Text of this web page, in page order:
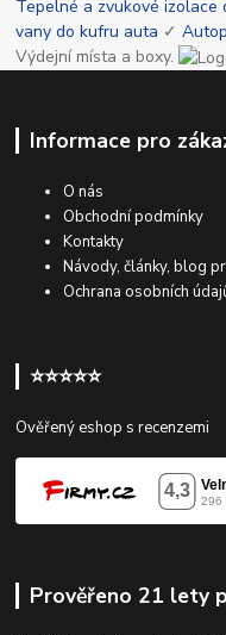
Tepelné a zvukové izolace
vany do kufru auta ✓
Výdejní místa a boxy.
Informace pro
O nás
Obchodní podmínky
Kontakty
Návody, články, blog
Ochrana osobních
⭐⭐⭐⭐⭐
Ověřený eshop s recenzemi
Prověřeno 21 lety